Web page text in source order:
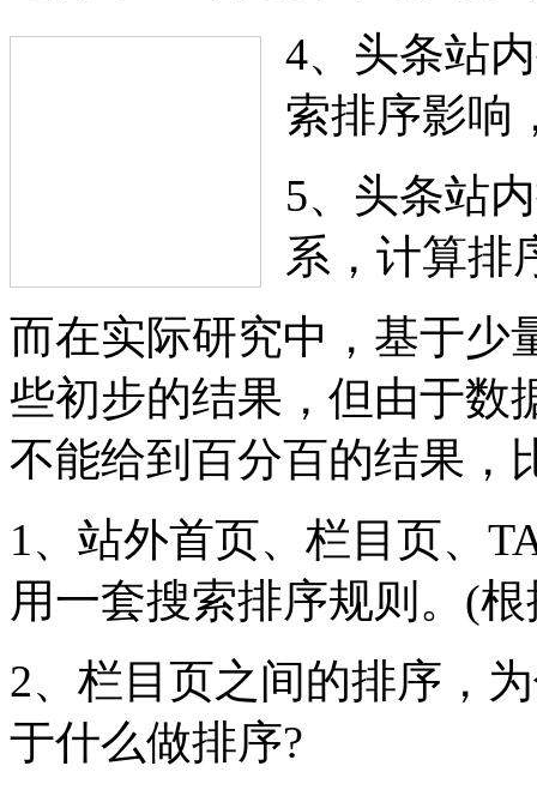
4、头条站
索排序影响
5、头条站
系，计算排
而在实际研究中，基于少
些初步的结果，但由于数
不能给到百分百的结果，
1、站外首页、栏目页、
用一套搜索排序规则。(
2、栏目页之间的排序，
于什么做排序?